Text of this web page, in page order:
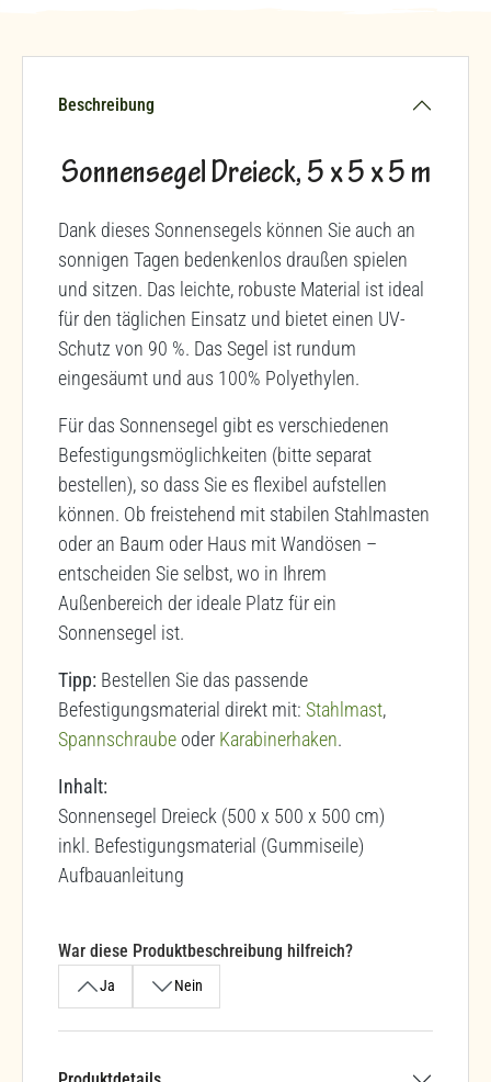
Beschreibung
Sonnensegel Dreieck, 5 x 5 x 5 m
Dank dieses Sonnensegels können Sie auch an
sonnigen Tagen bedenkenlos draußen spielen
und sitzen. Das leichte, robuste Material ist ideal
für den täglichen Einsatz und bietet einen UV-
Schutz von 90 %. Das Segel ist rundum
eingesäumt und aus 100% Polyethylen.
Für das Sonnensegel gibt es verschiedenen
Befestigungsmöglichkeiten (bitte separat
bestellen), so dass Sie es flexibel aufstellen
können. Ob freistehend mit stabilen Stahlmasten
oder an Baum oder Haus mit Wandösen –
entscheiden Sie selbst, wo in Ihrem
Außenbereich der ideale Platz für ein
Sonnensegel ist.
Tipp: Bestellen Sie das passende
Befestigungsmaterial direkt mit: Stahlmast,
Spannschraube oder Karabinerhaken.
Inhalt:
Sonnensegel Dreieck (500 x 500 x 500 cm)
inkl. Befestigungsmaterial (Gummiseile)
Aufbauanleitung
War diese Produktbeschreibung hilfreich?
Ja Nein